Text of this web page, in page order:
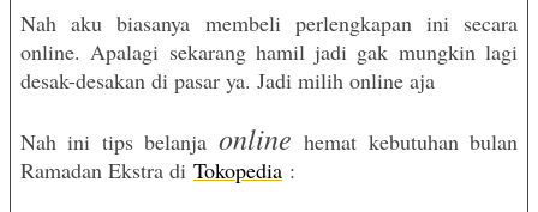
Nah aku biasanya membeli perlengkapan ini secara
online. Apalagi sekarang hamil jadi gak mungkin lagi
desak-desakan di pasar ya. Jadi milih online aja
Nah ini tips belanjaonline hemat kebutuhan bulan
Ramadan Ekstra di Tokopedia :